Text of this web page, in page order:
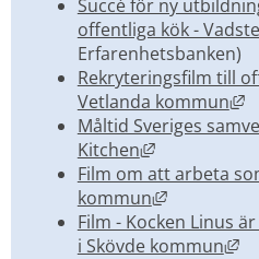
Succé för ny
offentliga kök -
Erfarenhetsbanken)
Rekryteringsfilm till
Vetlanda kommun
Måltid Sveriges
Kitchen
Länk till
Film om att arbeta
kommun
Länk till
Film - Kocken Linus
i Skövde kommun